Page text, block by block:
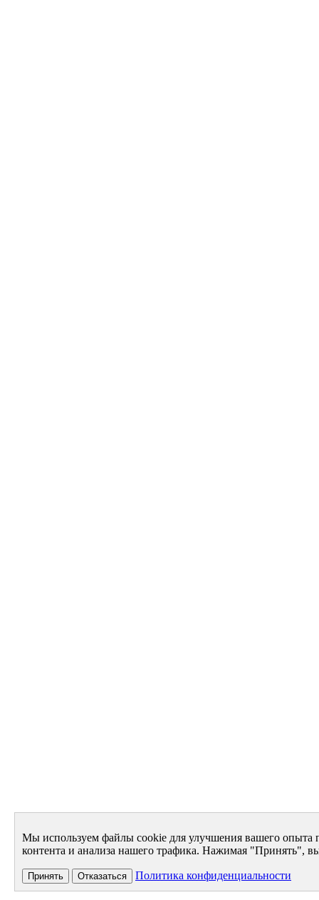
Мы используем файлы cookie для улучшения вашего опыта
контента и анализа нашего трафика. Нажимая "Принять",
Принять Отказаться Политика конфиденциальности